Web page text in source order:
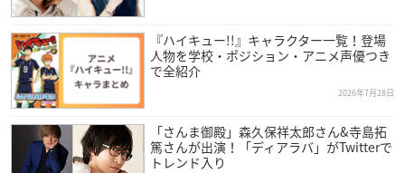
『ハイキュー!!』キャラクター一覧！登場
人物を学校・ポジション・アニメ声優つき
で全紹介
2026年7月28日
「さんま御殿」森久保祥太郎さん&寺島拓
篤さんが出演！「ディアラバ」がTwitterで
トレンド入り